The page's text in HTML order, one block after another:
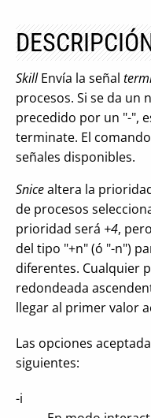
SkillEnvía la señal
procesos. Si se da un
precedido por un "-",
terminate. El comando
señales disponibles.
Snicealtera la
de procesos
prioridad será +4,
del tipo "+n" (ó "-n")
diferentes. Cualquier
redondeada
llegar al primer valor
Las opciones
siguientes:
-i